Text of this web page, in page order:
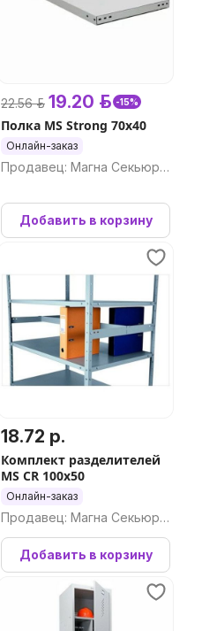
22.56 р. 19.20 р. -15%
Полка MS Strong 70x40
Онлайн-заказ
Продавец: Магна Секьюри
Добавить в корзину
18.72 р.
Комплект разделителей
MS CR 100x50
Онлайн-заказ
Продавец: Магна Секьюри
ти ООО
Добавить в корзину